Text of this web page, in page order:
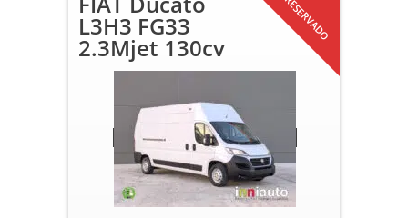
RESERVADO
L3H3 FG33
2.3Mjet 130cv